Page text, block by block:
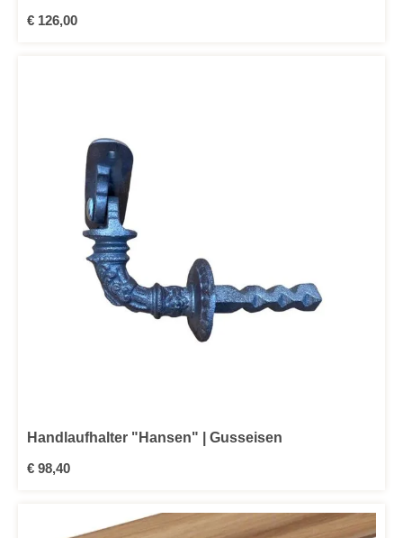
Regulärer Preis:
€ 126,00
Handlaufhalter "Hansen" | Gusseisen
Regulärer Preis:
€ 98,40